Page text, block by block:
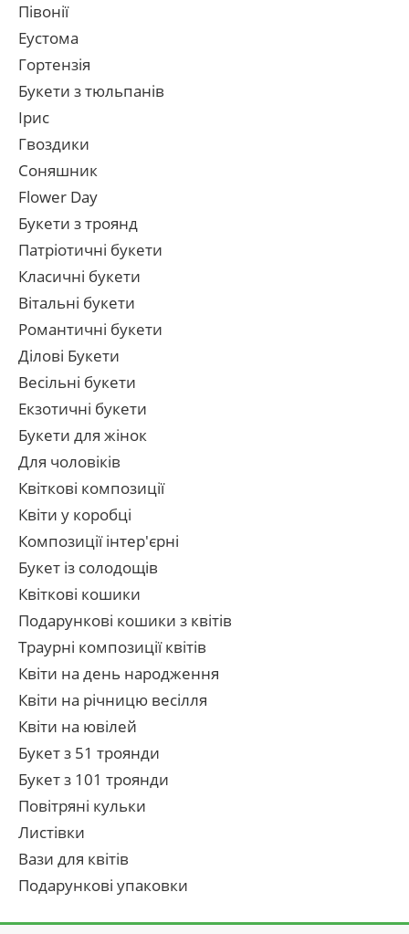
Півонії
Еустома
Гортензія
Букети з тюльпанів
Ірис
Гвоздики
Соняшник
Flower Day
Букети з троянд
Патріотичні букети
Класичні букети
Вітальні букети
Романтичні букети
Ділові Букети
Весільні букети
Екзотичні букети
Букети для жінок
Для чоловіків
Квіткові композиції
Квіти у коробці
Композиції інтер'єрні
Букет із солодощів
Квіткові кошики
Подарункові кошики з квітів
Траурні композиції квітів
Квіти на день народження
Квіти на річницю весілля
Квіти на ювілей
Букет з 51 троянди
Букет з 101 троянди
Повітряні кульки
Листівки
Вази для квітів
Подарункові упаковки